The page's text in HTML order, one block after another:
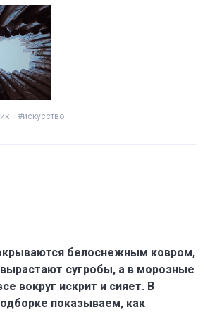
#искусство
белоснежным ковром,
сугробы, а в морозные
вокруг искрит и сияет. В
показываем, как